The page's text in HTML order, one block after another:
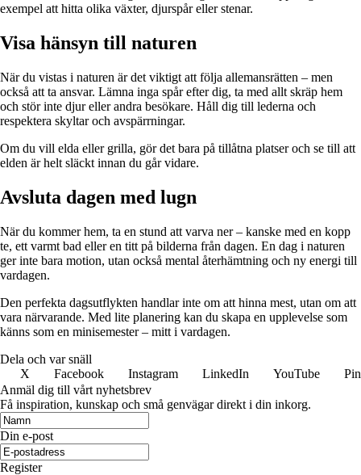
exempel att hitta olika växter, djurspår eller stenar.
Visa hänsyn till naturen
När du vistas i naturen är det viktigt att följa allemansrätten – men
också att ta ansvar. Lämna inga spår efter dig, ta med allt skräp hem
och stör inte djur eller andra besökare. Håll dig till lederna och
respektera skyltar och avspärrningar.
Om du vill elda eller grilla, gör det bara på tillåtna platser och se till att
elden är helt släckt innan du går vidare.
Avsluta dagen med lugn
När du kommer hem, ta en stund att varva ner – kanske med en kopp
te, ett varmt bad eller en titt på bilderna från dagen. En dag i naturen
ger inte bara motion, utan också mental återhämtning och ny energi till
vardagen.
Den perfekta dagsutflykten handlar inte om att hinna mest, utan om att
vara närvarande. Med lite planering kan du skapa en upplevelse som
känns som en minisemester – mitt i vardagen.
Dela och var snäll
X
Facebook Instagram LinkedIn YouTube
Anmäl dig till vårt nyhetsbrev
Få inspiration, kunskap och små genvägar direkt i din inkorg.
Din e-post
Register